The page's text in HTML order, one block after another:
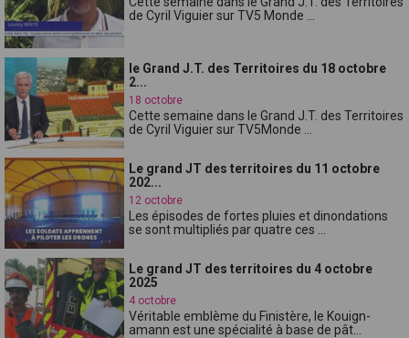
de Cyril Viguier sur TV5 Monde ...
le Grand J.T. des Territoires du 18 octobre
2...
18 octobre
Cette semaine dans le Grand J.T. des Territoires
de Cyril Viguier sur TV5Monde ...
Le grand JT des territoires du 11 octobre
202...
12 octobre
Les épisodes de fortes pluies et dinondations
se sont multipliés par quatre ces ...
Le grand JT des territoires du 4 octobre
2025
4 octobre
Véritable emblème du Finistère, le Kouign-
amann est une spécialité à base de pât...